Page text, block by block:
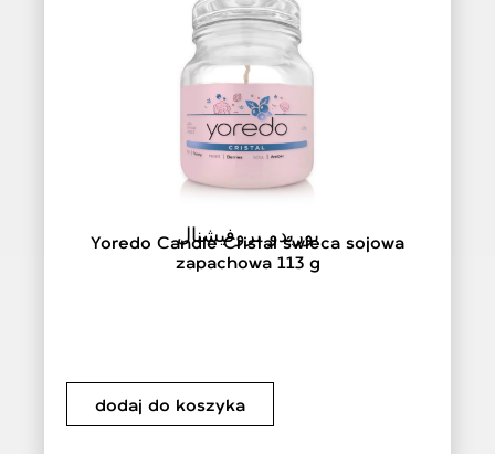
يوريدو بروفيشنال
Yoredo Candle Cristal świeca sojowa
zapachowa 113 g
dodaj do koszyka